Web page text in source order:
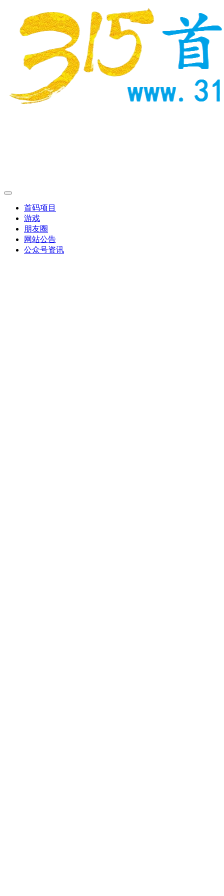
首码项目
游戏
朋友圈
网站公告
公众号资讯